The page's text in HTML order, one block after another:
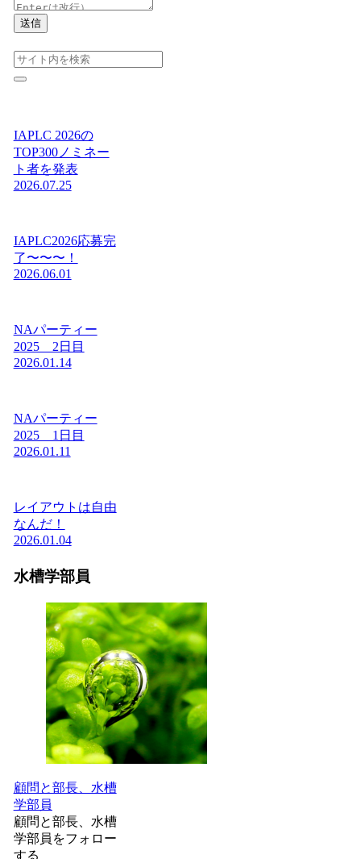
送信
IAPLC 2026の
TOP300ノミネー
ト者を発表
2026.07.25
IAPLC2026応募完
了〜〜〜！
2026.06.01
NAパーティー
2025 2日目
2026.01.14
NAパーティー
2025 1日目
2026.01.11
レイアウトは自由
なんだ！
2026.01.04
水槽学部員
顧問と部長、水槽
学部員
顧問と部長、水槽
学部員をフォロー
する